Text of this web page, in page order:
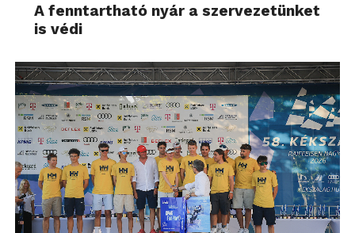
A fenntartható nyár a szervezetünket
is védi